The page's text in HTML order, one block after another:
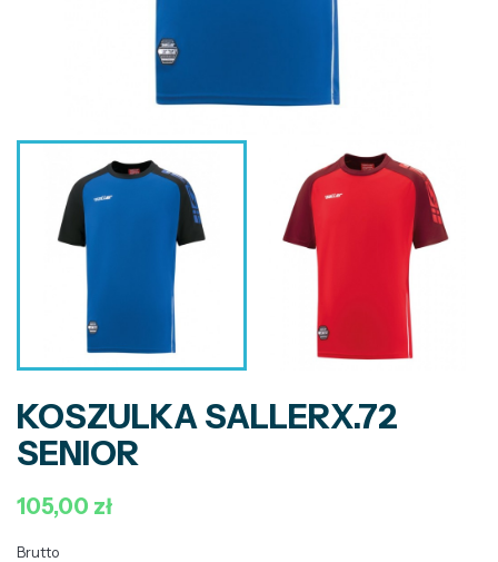
KOSZULKA SALLERX.72
SENIOR
105,00 zł
Brutto